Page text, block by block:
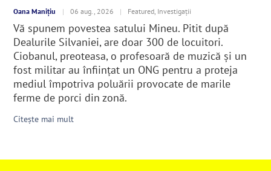
Oana Manițiu | 06 aug., 2026 | Featured, Investigații
Vă spunem povestea satului Mineu. Pitit după
Dealurile Silvaniei, are doar 300 de locuitori.
Ciobanul, preoteasa, o profesoară de muzică şi un
fost militar au înfiinţat un ONG pentru a proteja
mediul împotriva poluării provocate de marile
ferme de porci din zonă.
Citește mai mult